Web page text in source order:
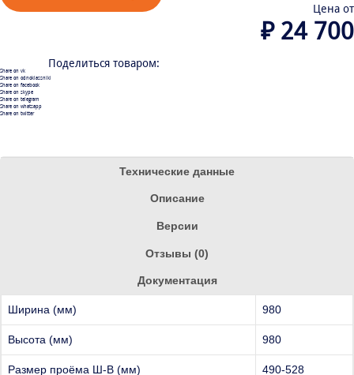
Цена от
₽24 700
Поделиться товаром:
Share on vk
Share on odnoklassniki
Share on facebook
Share on skype
Share on telegram
Share on whatsapp
Share on twitter
Технические данные
Описание
Версии
Отзывы (0)
Документация
Ширина (мм) 980
Высота (мм) 980
Размер проёма Ш-В (мм) 490-528